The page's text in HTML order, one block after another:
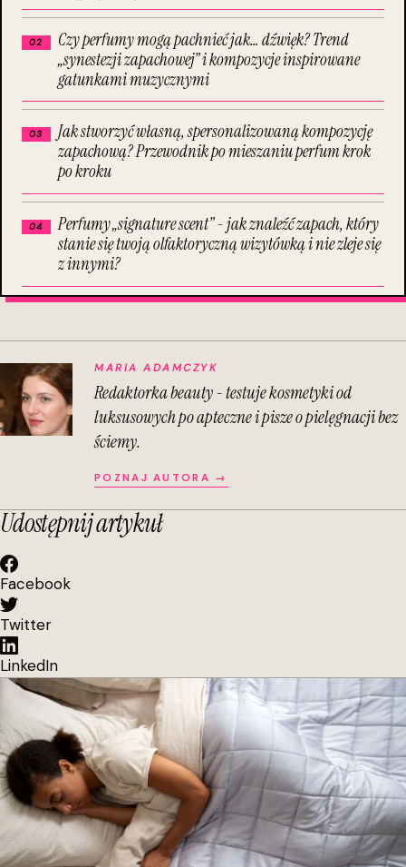
Czy perfumy mogą pachnieć jak… dźwięk? Trend
„synestezji zapachowej” i kompozycje inspirowane
gatunkami muzycznymi
Jak stworzyć własną, spersonalizowaną kompozycję
zapachową? Przewodnik po mieszaniu perfum krok
po kroku
Perfumy „signature scent” - jak znaleźć zapach, który
stanie się twoją olfaktoryczną wizytówką i nie zleje się
z innymi?
MARIA ADAMCZYK
Redaktorka beauty - testuje kosmetyki od
luksusowych po apteczne i pisze o pielęgnacji bez
ściemy.
POZNAJ AUTORA →
Udostępnij artykuł
Facebook
Twitter
LinkedIn